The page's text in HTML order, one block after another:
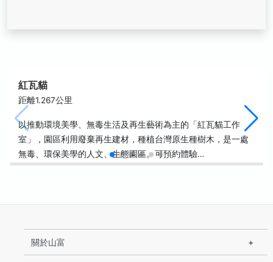
紅瓦貓
距離1.267公里
以推動環境美學、無毒生活及再生藝術為主的「紅瓦貓工作
室」，園區利用廢棄再生建材，種植台灣原生種樹木，是一處
無毒、環保美學的人文、生態園區。可預約體驗…
關於山富